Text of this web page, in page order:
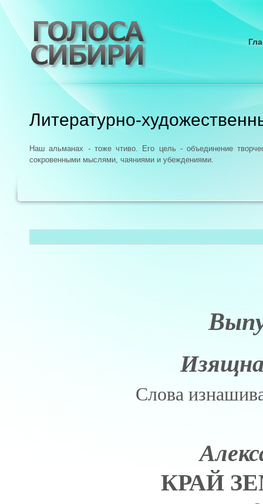
Литературно-
Наш альманах - тоже чтиво. Его цель - объединение
сокровенными мыслями, чаяниями и убеждениями.
Слова
КРАЙ